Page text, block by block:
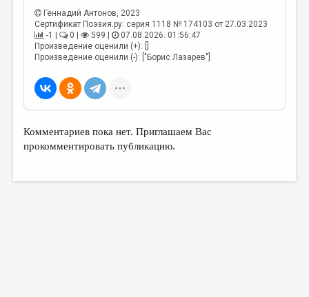
ЦИКЛЫ ПУБЛИКАЦИЙ
ТРЕДИАКОВСКИЙ
МЕДИА
ВКОНТАКТЕ
Геннадий Антонов, 2023
Сертификат Поэзия.ру: серия 1118 № 174103 от 27.03.2023
-1 |
0 | 599 |
07.08.2026. 01:56:47
Произведение оценили (+): []
Произведение оценили (-): ["Борис Лазарев"]
Комментариев пока нет. Приглашаем Вас
прокомментировать публикацию.